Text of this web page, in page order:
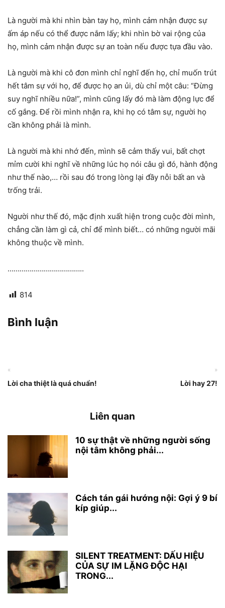
Là người mà khi nhìn bàn tay họ, mình cảm nhận được sự
ấm áp nếu có thể được nắm lấy; khi nhìn bờ vai rộng của
họ, mình cảm nhận được sự an toàn nếu được tựa đầu vào.
Là người mà khi cô đơn mình chỉ nghĩ đến họ, chỉ muốn trút
hết tâm sự với họ, để được họ an ủi, dù chỉ một câu: “Đừng
suy nghĩ nhiều nữa!”, mình cũng lấy đó mà làm động lực để
cố gắng. Để rồi mình nhận ra, khi họ có tâm sự, người họ
cần không phải là mình.
Là người mà khi nhớ đến, mình sẽ cảm thấy vui, bất chợt
mỉm cười khi nghĩ về những lúc họ nói câu gì đó, hành động
như thế nào,… rồi sau đó trong lòng lại đầy nỗi bất an và
trống trải.
Người như thế đó, mặc định xuất hiện trong cuộc đời mình,
chẳng cần làm gì cả, chỉ để mình biết… có những người mãi
không thuộc về mình.
………………………………..
814
Bình luận
«
Lời cha thiệt là quá chuẩn!
»
Lời hay 27!
Liên quan
10 sự thật về những người sống
nội tâm không phải...
Cách tán gái hướng nội: Gợi ý 9 bí
kíp giúp...
SILENT TREATMENT: DẤU HIỆU
CỦA SỰ IM LẶNG ĐỘC HẠI
TRONG...